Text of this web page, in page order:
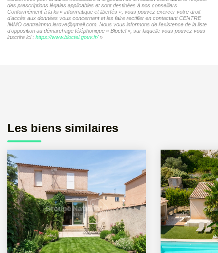
des prescriptions légales applicables et sont destinées à nos conseillers
Conformément à la loi « informatique et libertés », vous pouvez exercer votre droit
d'accès aux données vous concernant et les faire rectifier en contactant CENTRE
IMMO centreimmo.lerove@gmail.com. Nous vous informons de l'existence de la liste
d'opposition au démarchage téléphonique « Bloctel », sur laquelle vous pouvez vous
inscrire ici : https://www.bloctel.gouv.fr/»
Les biens similaires